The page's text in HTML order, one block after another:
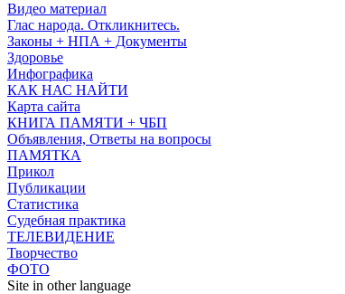
Видео материал
Глас народа. Откликнитесь.
Законы + НПА + Документы
Здоровье
Инфографика
КАК НАС НАЙТИ
Карта сайта
КНИГА ПАМЯТИ + ЧБП
Объявления, Ответы на вопросы
ПАМЯТКА
Прикол
Публикации
Статистика
Судебная практика
ТЕЛЕВИДЕНИЕ
Творчество
ФОТО
Site in other language